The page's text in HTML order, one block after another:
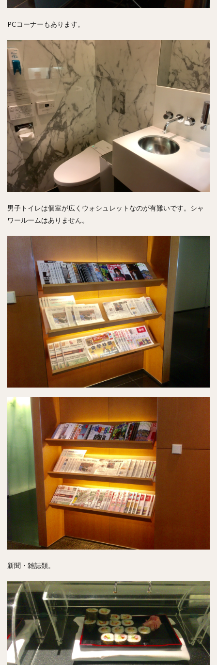
PCコーナーもあります。
男子トイレは個室が広くウォシュレットなのが有難いです。シャ
ワールームはありません。
新聞・雑誌類。